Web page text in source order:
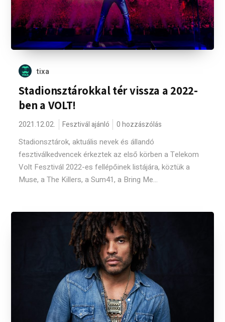
tixa
Stadionsztárokkal tér vissza a 2022-
ben a VOLT!
2021.12.02. Fesztivál ajánló 0 hozzászólás
Stadionsztárok, aktuális nevek és állandó
fesztiválkedvencek érkeztek az első körben a Telekom
Volt Fesztivál 2022-es fellépőinek listájára, köztük a
Muse, a The Killers, a Sum41, a Bring Me...